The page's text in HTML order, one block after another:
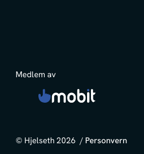
Medlem av
© Hjelseth 2026 / Personvern